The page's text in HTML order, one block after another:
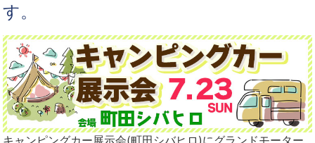
す。
キャンピングカー展示会(町田シバヒロ)にグランドモーター